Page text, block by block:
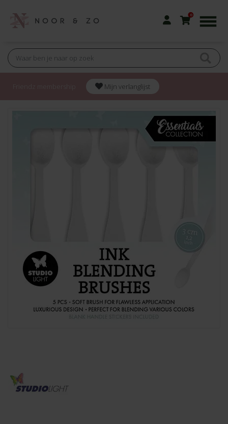
0
Mijn verlanglijst